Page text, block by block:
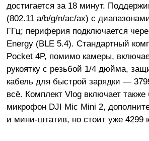
достигается за 18 минут.
(802.11 a/b/g/n/ac/ax) с
ГГц; периферия подключается
Energy (BLE 5.4). Стандартный
Pocket 4P, помимо камеры,
рукоятку с резьбой 1/4 дюйма,
кабель для быстрой зарядки —
всё. Комплект Vlog включает также
микрофон DJI Mic Mini 2,
и мини-штатив, но стоит уже 4299